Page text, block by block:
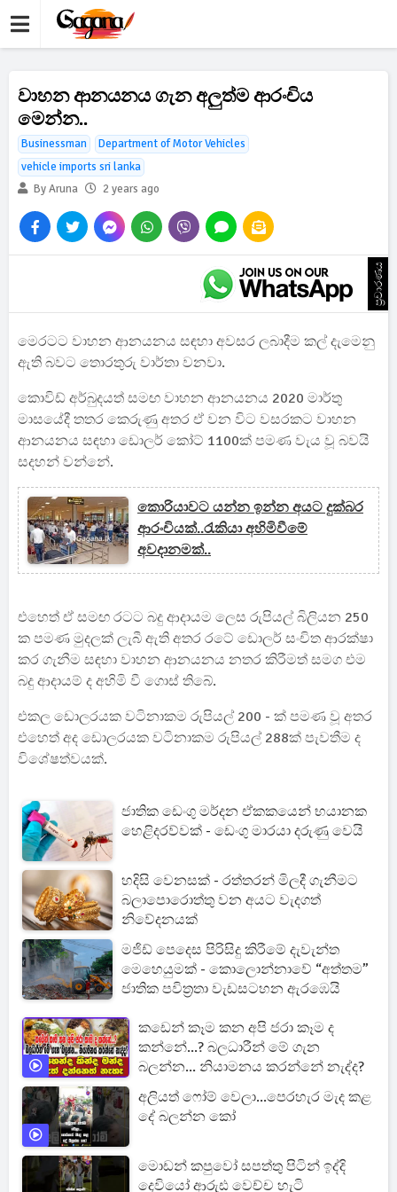
වාහන ආනයනය ගැන අලුත්ම ආරංචිය
මෙන්න..
Businessman
Department of Motor Vehicles
vehicle imports sri lanka
By Aruna
2 years ago
ප්‍රචාරණය
මෙරටට වාහන ආනයනය සඳහා අවසර ලබාදීම කල් දැමෙනු
ඇති බවට තොරතුරු වාර්තා වනවා.
කොවිඩ් අර්බුදයත් සමඟ වාහන ආනයනය 2020 මාර්තු
මාසයේදී තතර කෙරුණු අතර ඒ වන විට වසරකට වාහන
ආනයනය සඳහා ඩොලර් කෝට් 1100ක් පමණ වැය වූ බවයි
සදහන් වන්නේ.
කොරියාවට යන්න ඉන්න අයට දුක්බර
ආරංචියක්..රැකියා අහිමිවීමේ
අවදානමක්..
එහෙත් ඒ සමඟ රටට බදු ආදායම ලෙස රුපියල් බිලියන 250
ක පමණ මුදලක් ලැබී ඇති අතර රටේ ඩොලර් සංචිත ආරක්ෂා
කර ගැනීම සඳහා වාහන ආනයනය නතර කිරීමත් සමග එම
බදු ආදායම් ද අහිමි වී ගොස් තිබේ.
එකල ඩොලරයක වටිනාකම රුපියල් 200 - ක් පමණ වූ අතර
එහෙත් අද ඩොලරයක වටිනාකම රුපියල් 288ක් පැවතීම ද
විශේෂත්වයක්.
ජාතික ඩෙංගු මර්දන ඒකකයෙන් භයානක
හෙළිදරව්වක් - ඩෙංගු මාරයා දරුණු වෙයි
හදිසි වෙනසක් - රත්තරන් මිලදී ගැනීමට
බලාපොරොත්තු වන අයට වැදගත්
නිවේදනයක්
මජිඩ් පෙදෙස පිරිසිදු කිරීමේ දැවැන්ත
මෙහෙයුමක් - කොලොන්නාවේ “අත්තම”
ජාතික පවිත්‍රතා වැඩසටහන ඇරඹෙයි
කඩෙන් කෑම කන අපි ජරා කෑම ද
කන්නේ...? බලධාරීන් මේ ගැන
බලන්න... නියාමනය කරන්නේ නැද්ද?
අලියත් ෆෝම් වෙලා...පෙරහැර මැද කළ
දේ බලන්න කෝ
මොඩන් කපුවෝ සපත්තු පිටින් ඉද්දි
දෙවියෝ ආරුඪ වෙච්ච හැටි